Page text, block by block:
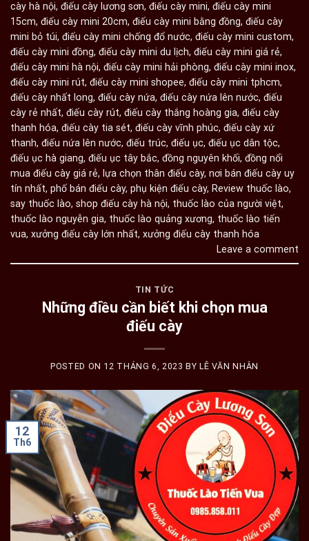
cày hà nội, điếu cày lương sơn, điếu cày mini, điếu cày mini
15cm, điếu cày mini 20cm, điếu cày mini bằng đồng, điếu cày
mini bỏ túi, điếu cày mini chống đổ nước, điếu cày mini custom,
điếu cày mini đồng, điếu cày mini du lịch, điếu cày mini giá rẻ,
điếu cày mini hà nội, điếu cày mini hải phòng, điếu cày mini inox,
điếu cày mini rút, điếu cày mini shopee, điếu cày mini tphcm,
điếu cày nhất long, điếu cày nứa, điếu cày nứa lên nước, điếu
cày rẻ nhất, điếu cày rút, điếu cày thắng hoàng gia, điếu cày
thanh hóa, điếu cày tia sét, điếu cày vĩnh phúc, điếu cày xứ
thanh, điếu nứa lên nước, điếu trúc, điếu ục, điếu ục dân tộc,
điếu ục hà giang, điếu ục tây bắc, đồng nguyên khối, đồng nổi
mua điếu cày giá rẻ, lựa chọn thân điếu cày, nơi bán điếu cày uy
tín nhất, phố bán điếu cày, phụ kiện điếu cày, Review thuốc lào,
say thuốc lào, shop điếu cày hà nội, thuốc lào của người việt,
thuốc lào nguyễn gia, thuốc lào quảng xương, thuốc lào tiến
vua, xưởng điếu cày lớn nhất, xưởng điếu cày thanh hóa
Leave a comment
TIN TỨC
Những điều cần biết khi chọn mua
điếu cày
POSTED ON 12 THÁNG 6, 2023 BY LÊ VĂN NHÂN
12
Th6